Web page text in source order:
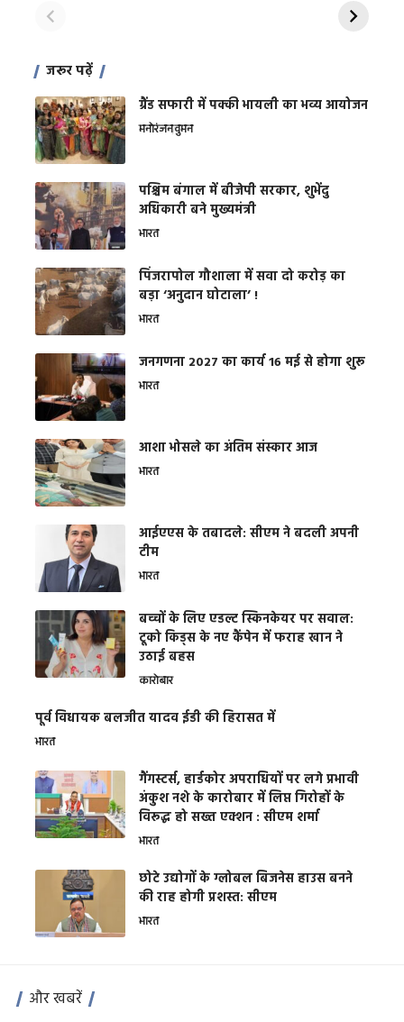
जरूर पढ़ें
ग्रैंड सफारी में पक्की भायली का भव्य आयोजन
मनोरंजनवुमन
पश्चिम बंगाल में बीजेपी सरकार, शुभेंदु
अधिकारी बने मुख्यमंत्री
भारत
​पिंजरापोल गौशाला में सवा दो करोड़ का
बड़ा ‘अनुदान घोटाला’ !
भारत
जनगणना 2027 का कार्य 16 मई से होगा शुरू
भारत
आशा भोसले का अंतिम संस्कार आज
भारत
आईएएस के तबादले: सीएम ने बदली अपनी
टीम
भारत
बच्चों के लिए एडल्ट स्किनकेयर पर सवाल:
टूको किड्स के नए कैंपेन में फराह खान ने
उठाई बहस
कारोबार
पूर्व विधायक बलजीत यादव ईडी की हिरासत में
भारत
गैंगस्टर्स, हार्डकोर अपराधियों पर लगे प्रभावी
अंकुश नशे के कारोबार में लिप्त गिरोहों के
विरूद्ध हो सख्त एक्शन : सीएम शर्मा
भारत
छोटे उद्योगों के ग्लोबल बिजनेस हाउस बनने
की राह होगी प्रशस्त: सीएम
भारत
और खबरें